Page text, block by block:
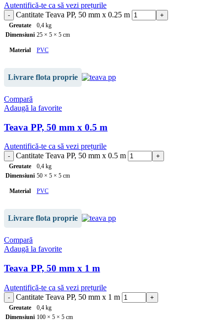
Autentifică-te ca să vezi prețurile
Cantitate Teava PP, 50 mm x 0.25 m
Greutate
0,4 kg
Dimensiuni 25 × 5 × 5 cm
Material PVC
Culoare
Livrare flota proprie
Compară
Adaugă la favorite
Teava PP, 50 mm x 0.5 m
Autentifică-te ca să vezi prețurile
Cantitate Teava PP, 50 mm x 0.5 m
Greutate
0,4 kg
Dimensiuni 50 × 5 × 5 cm
Material PVC
Culoare
Livrare flota proprie
Compară
Adaugă la favorite
Teava PP, 50 mm x 1 m
Autentifică-te ca să vezi prețurile
Cantitate Teava PP, 50 mm x 1 m
Greutate
0,4 kg
Dimensiuni 100 × 5 × 5 cm